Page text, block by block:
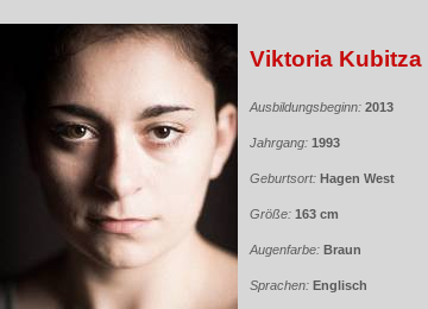
Viktoria Kubitza
Ausbildungsbeginn: 2013
Jahrgang: 1993
Geburtsort: Hagen West
Größe: 163 cm
Augenfarbe: Braun
Sprachen: Englisch